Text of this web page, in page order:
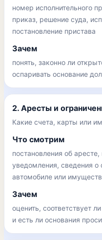
номер исполнительного
приказ, решение суда,
постановление пристава
Зачем
понять, законно ли
оспаривать основание
2. Аресты и
Какие счета, карты или
Что смотрим
постановления об
уведомления, сведения о
автомобиле или
Зачем
оценить, соответствует
и есть ли основания